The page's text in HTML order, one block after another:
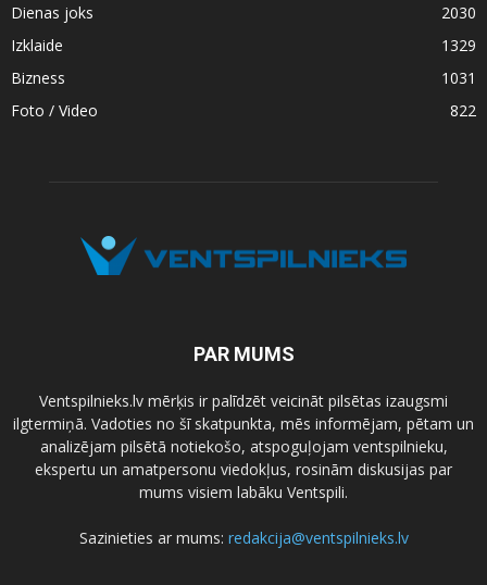
Dienas joks
2030
Izklaide
1329
Bizness
1031
Foto / Video
822
PAR MUMS
Ventspilnieks.lv mērķis ir palīdzēt veicināt pilsētas izaugsmi
ilgtermiņā. Vadoties no šī skatpunkta, mēs informējam, pētam un
analizējam pilsētā notiekošo, atspoguļojam ventspilnieku,
ekspertu un amatpersonu viedokļus, rosinām diskusijas par
mums visiem labāku Ventspili.
Sazinieties ar mums: redakcija@ventspilnieks.lv